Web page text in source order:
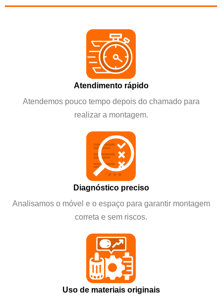
Atendimento rápido
Atendemos pouco tempo depois do chamado para
realizar a montagem.
Diagnóstico preciso
Analisamos o móvel e o espaço para garantir montagem
correta e sem riscos.
Uso de materiais originais